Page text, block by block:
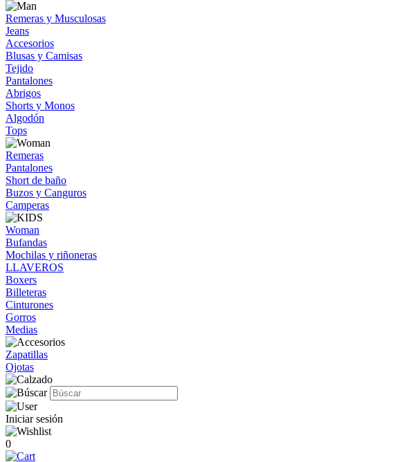
Remeras y Musculosas
Jeans
Accesorios
Blusas y Camisas
Tejido
Pantalones
Abrigos
Shorts y Monos
Algodón
Tops
Remeras
Pantalones
Short de baño
Buzos y Canguros
Camperas
Woman
Bufandas
Mochilas y riñoneras
LLAVEROS
Boxers
Billeteras
Cinturones
Gorros
Medias
Zapatillas
Ojotas
Iniciar sesión
0